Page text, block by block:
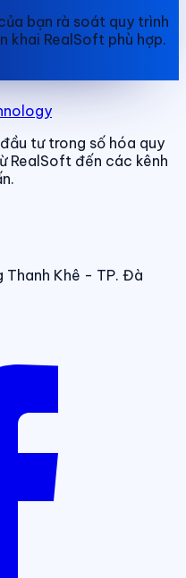
bạn rà soát quy trình
khai RealSoft phù hợp.
tư trong số hóa quy
RealSoft đến các kênh
Thanh Khê - TP. Đà